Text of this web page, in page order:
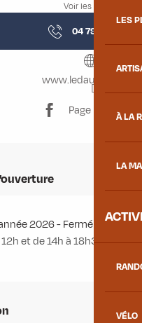
LES
À LA
LA
VÉLO
Voir les horaires
04 79 83 55
www.ledauphine.com
Page Facebook
2026 - Fermé le samedi,
et de 14h à 18h30